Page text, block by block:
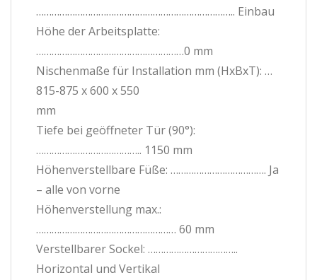
………………………………………………………………….. Einbau
Höhe der Arbeitsplatte:
…………………………………………………0 mm
Nischenmaße für Installation mm (HxBxT): …
815-875 x 600 x 550
mm
Tiefe bei geöffneter Tür (90°):
………………………………….. 1150 mm
Höhenverstellbare Füße: ………………………………. Ja
– alle von vorne
Höhenverstellung max.:
……………………………………………… 60 mm
Verstellbarer Sockel: ……………………………..
Horizontal und Vertikal